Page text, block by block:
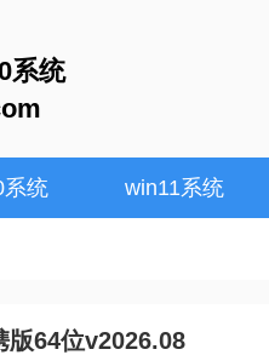
系统
统 win11系统
版64位v2026.08